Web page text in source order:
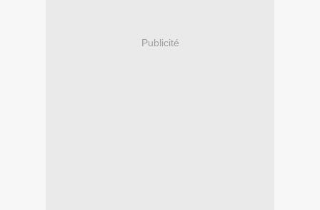
Publicité